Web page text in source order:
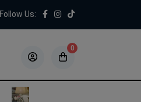
Follow Us:
0